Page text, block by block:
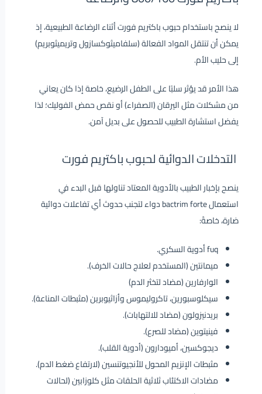
لا ينصح باستخدام حبوب باكتريم فورت أثناء الرضاعة الطبيعية، إذ
يمكن أن تنتقل المواد الفعالة (سلفاميثوكسازول وتريميثوبريم)
إلى حليب الأم.
هذا الأمر قد يؤثر سلبًا على الطفل الرضيع، خاصة إذا كان يعاني
من مشكلات مثل اليرقان (الصفراء) أو نقص حمض الفوليك؛ لذا
يفضل استشارة الطبيب للحصول على بديل آمن.
التدخلات الدوائية لحبوب باكتريم فورت
ينصح بإخبار الطبيب بالأدوية المعتاد تناولها قبل البدء في
استعمال bactrim forte دواء لتجنب حدوث أي تفاعلات دوائية
ضارة، خاصةً:
fuq أدوية السكري.
ميمانتين (المستخدم لعلاج حالات الخرف).
الوارفارين (مضاد لتخثر الدم)
سيكلوسبورين، تاكروليموس وأزاثيوبرين (مثبطات المناعة).
بريدنيزولون (مضاد للالتهابات).
فينيتوين (مضاد للصرع).
ديجوكسين، أميودارون (أدوية القلب).
مثبطات الإنزيم المحول للأنجيوتنسين (لارتفاع ضغط الدم).
مضادات الاكتئاب ثلاثية الحلقات مثل كلوزابين (لحالات